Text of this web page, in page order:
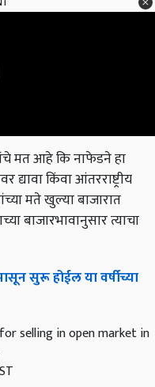
मत आहे कि नाफेडने हा
किंवा आंतरराष्ट्रीय
मते खुल्या बाजारात
बाजारभावानुसार त्याचा
सुरूहोईलयावर्षीच्या
selling in open market in